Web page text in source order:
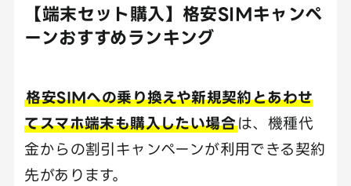
【端末セット購入】格安SIMキャンペ
ーンおすすめランキング
格安SIMへの乗り換えや新規契約とあわせ
てスマホ端末も購入したい場合は、機種代
金からの割引キャンペーンが利用できる契約
先があります。